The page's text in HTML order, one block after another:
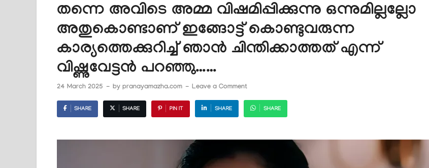
തന്നെ അവിടെ അമ്മ വിഷമിപ്പിക്കുന്നു ഒന്നുമില്ലല്ലോ
അതുകൊണ്ടാണ് ഇങ്ങോട്ട് കൊണ്ടുവരുന്ന
കാര്യത്തെക്കുറിച്ച് ഞാൻ ചിന്തിക്കാത്തത് എന്ന്
വിഷ്ണുവേട്ടൻ പറഞ്ഞു……
24 March 2025 - by pranayamazha.com - Leave a Comment
SHARE SHARE PIN IT SHARE SHARE